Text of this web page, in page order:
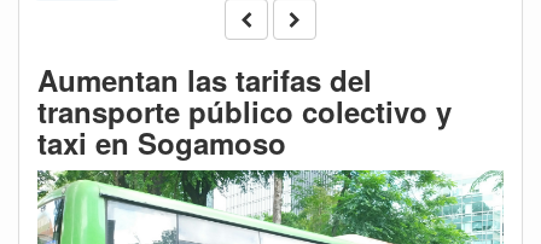
Aumentan las tarifas del
transporte público colectivo y
taxi en Sogamoso